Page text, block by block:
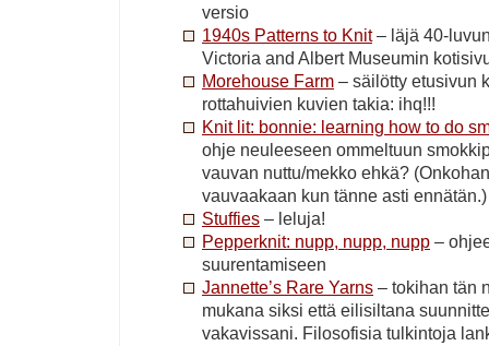
versio
1940s Patterns to Knit– läjä 40-
Victoria and Albert Museumin
Morehouse Farm – säilötty etusivun
rottahuivien kuvien takia: ihq!!!
Knit lit: bonnie: learning how to do
ohje neuleeseen ommeltuun
vauvan nuttu/mekko ehkä?
vauvaakaan kun tänne asti ennätän.)
Stuffies – leluja!
Pepperknit: nupp, nupp, nupp –
suurentamiseen
Jannette’s Rare Yarns – tokihan tän
mukana siksi että eilisiltana
vakavissani. Filosofisia tulkintoja